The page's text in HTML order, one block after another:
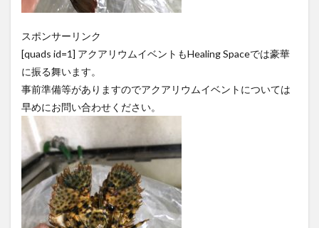
スポンサーリンク
[quads id=1] アクアリウムイベントもHealing Spaceでは豪華
に振る舞います。
事前準備等がありますのでアクアリウムイベントについては
早めにお問い合わせください。